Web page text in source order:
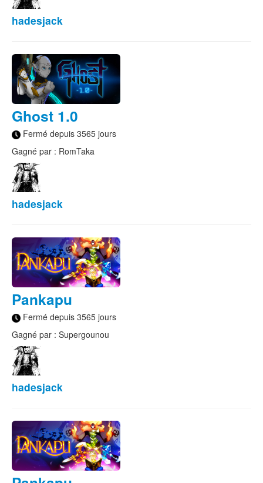
hadesjack
Ghost 1.0
Fermé depuis 3565 jours
Gagné par : RomTaka
hadesjack
Pankapu
Fermé depuis 3565 jours
Gagné par : Supergounou
hadesjack